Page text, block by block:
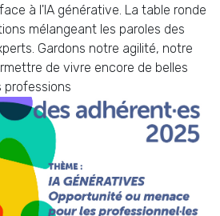
à l'IA générative. La table ronde
mélangeant les paroles des
Gardons notre agilité, notre
de vivre encore de belles
professions